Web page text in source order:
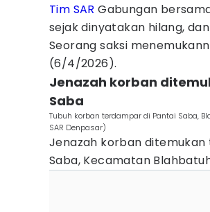
Tim SAR Gabungan
sejak dinyatakan hilang,
Seorang saksi
(6/4/2026).
Jenazah korban
Saba
Tubuh korban terdampar di Pantai Saba,
SAR Denpasar)
Jenazah korban
Saba, Kecamatan